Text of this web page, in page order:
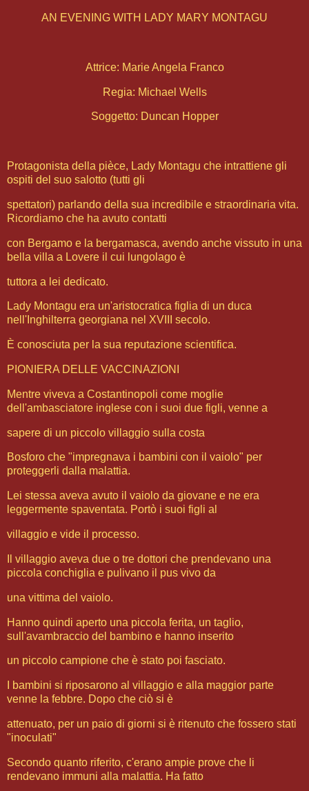
AN EVENING WITH LADY MARY MONTAGU
Attrice: Marie Angela Franco
Regia: Michael Wells
Soggetto: Duncan Hopper
Protagonista della pièce, Lady Montagu che intrattiene gli
ospiti del suo salotto (tutti gli
spettatori) parlando della sua incredibile e straordinaria vita.
Ricordiamo che ha avuto contatti
con Bergamo e la bergamasca, avendo anche vissuto in una
bella villa a Lovere il cui lungolago è
tuttora a lei dedicato.
Lady Montagu era un'aristocratica figlia di un duca
nell'Inghilterra georgiana nel XVIII secolo.
È conosciuta per la sua reputazione scientifica.
PIONIERA DELLE VACCINAZIONI
Mentre viveva a Costantinopoli come moglie
dell'ambasciatore inglese con i suoi due figli, venne a
sapere di un piccolo villaggio sulla costa
Bosforo che "impregnava i bambini con il vaiolo" per
proteggerli dalla malattia.
Lei stessa aveva avuto il vaiolo da giovane e ne era
leggermente spaventata. Portò i suoi figli al
villaggio e vide il processo.
Il villaggio aveva due o tre dottori che prendevano una
piccola conchiglia e pulivano il pus vivo da
una vittima del vaiolo.
Hanno quindi aperto una piccola ferita, un taglio,
sull'avambraccio del bambino e hanno inserito
un piccolo campione che è stato poi fasciato.
I bambini si riposarono al villaggio e alla maggior parte
venne la febbre. Dopo che ciò si è
attenuato, per un paio di giorni si è ritenuto che fossero stati
"inoculati"
Secondo quanto riferito, c'erano ampie prove che li
rendevano immuni alla malattia. Ha fatto